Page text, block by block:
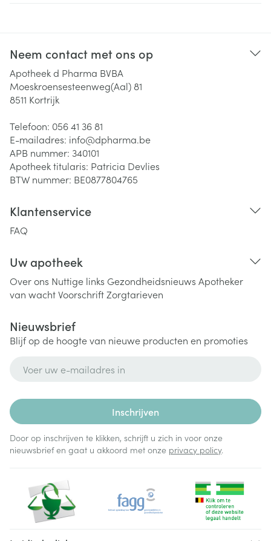
Neem contact met ons op
Apotheek d Pharma BVBA
Moeskroensesteenweg(Aal) 81
8511 Kortrijk
Telefoon: 056 41 36 81
E-mailadres: info@dpharma.be
APB nummer: 340101
Apotheek titularis: Patricia Devlies
BTW nummer: BE0877804765
Klantenservice
FAQ
Uw apotheek
Over ons Nuttige links Gezondheidsnieuws Apotheker
van wachtVoorschriftZorgtarieven
Nieuwsbrief
Blijf op de hoogte van nieuwe producten en promoties
Inschrijven
Door op inschrijven te klikken, schrijft u zich in voor onze
nieuwsbrief en gaat u akkoord met onze privacy policy.